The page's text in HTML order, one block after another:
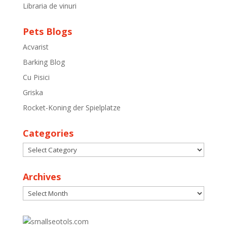
Libraria de vinuri
Pets Blogs
Acvarist
Barking Blog
Cu Pisici
Griska
Rocket-Koning der Spielplatze
Categories
Categories
Archives
Archives